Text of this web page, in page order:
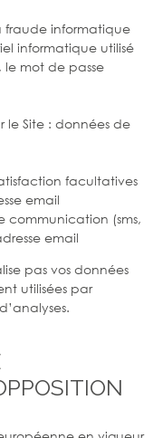
fraude informatique
informatique utilisé
le mot de passe
le Site : données de
facultatives
email
communication (sms,
email
pas vos données
utilisées par